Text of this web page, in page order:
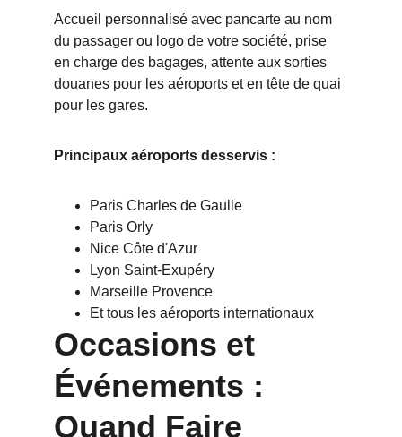
Accueil personnalisé avec pancarte au nom
du passager ou logo de votre société, prise
en charge des bagages, attente aux sorties
douanes pour les aéroports et en tête de quai
pour les gares.
Principaux aéroports desservis :
Paris Charles de Gaulle
Paris Orly
Nice Côte d'Azur
Lyon Saint-Exupéry
Marseille Provence
Et tous les aéroports internationaux
Occasions et
Événements :
Quand Faire